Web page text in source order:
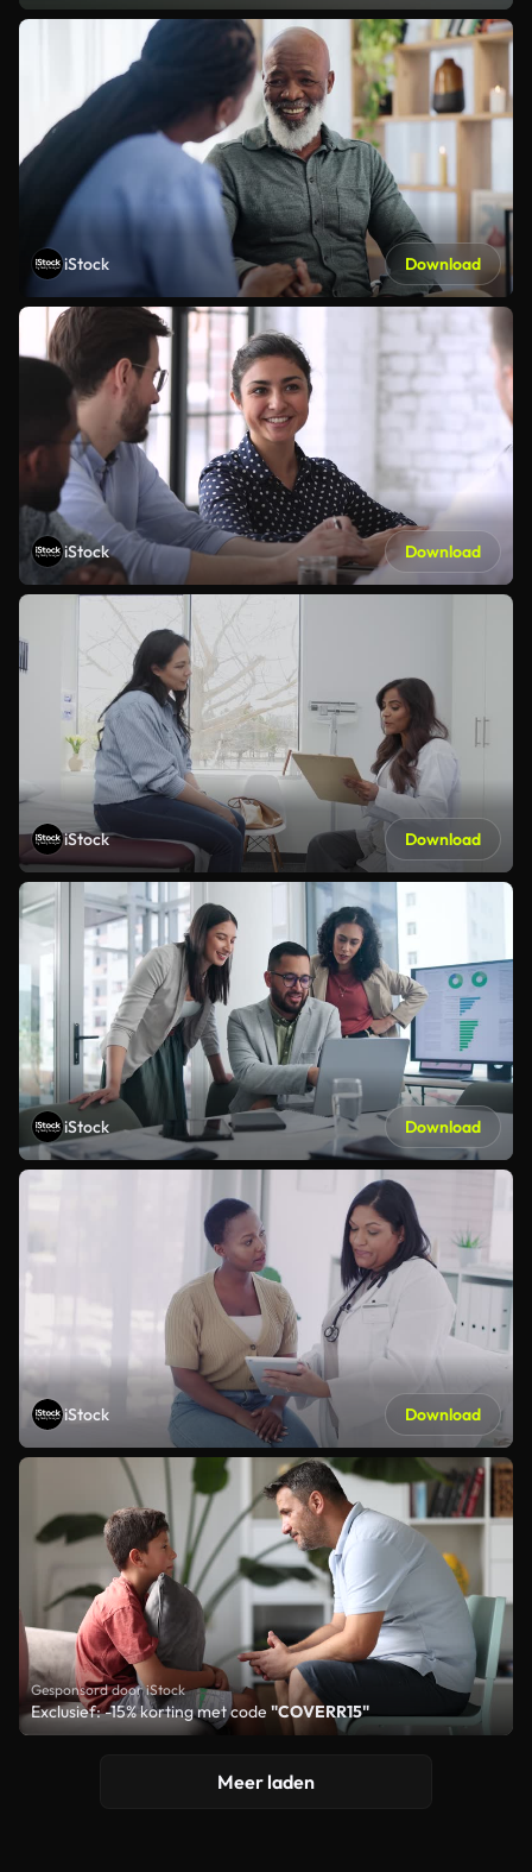
iStock Download
iStock Download
iStock Download
iStock Download
iStock Download
Gesponsord door iStock
Exclusief: -15% korting met code "COVERR15"
Meer laden